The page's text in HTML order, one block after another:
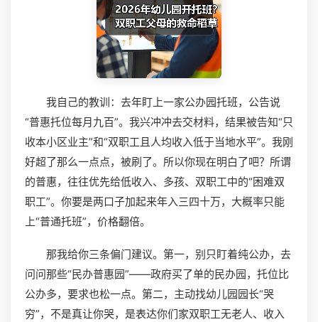
我自己的教训：去年盯上一家公办园托班，公告说
“普惠托位每月九百”。我兴冲冲去交材料，结果被告知“只
收本小区业主”和“双职工且人均收入低于当地水平”。我刚
好超了那么一点点，被刷了。所以你现在明白了吧？所谓
的普惠，往往优先给低收入、多孩、双职工中的“困难双
职工”。你要是两口子加起来年入三四十万，大概率只能
上“普通托班”，价格翻倍。
那我给你三条偏门建议。第一，别只盯着纯公办，去
问问那些“民办普惠园”——政府买了单的民办园，托位比
公办多，要求也松一点。第二，主动找幼儿园园长“哭
穷”，不是真让你哭，是表达你们家双职工无老人、收入